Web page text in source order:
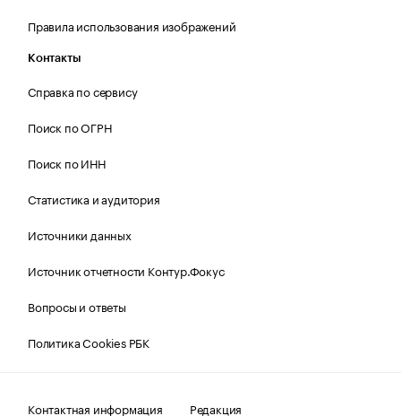
Правила использования изображений
Контакты
Справка по сервису
Поиск по ОГРН
Поиск по ИНН
Статистика и аудитория
Источники данных
Источник отчетности Контур.Фокус
Вопросы и ответы
Политика Cookies РБК
Контактная информация Редакция